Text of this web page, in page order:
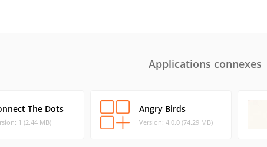
Applications connexes
The Dots
1 (2.44 MB)
Angry Birds
Version: 4.0.0 (74.29 MB)